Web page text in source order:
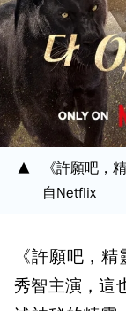
《許願吧，
自Netflix
《許願吧，
秀智主演，這